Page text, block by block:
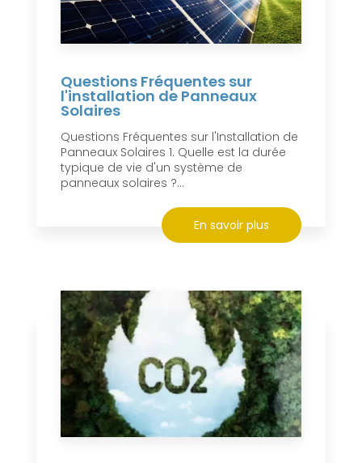
Questions Fréquentes sur
l'installation de Panneaux
Solaires
Questions Fréquentes sur l'Installation de
Panneaux Solaires 1. Quelle est la durée
typique de vie d'un système de
panneaux solaires ?...
En savoir plus